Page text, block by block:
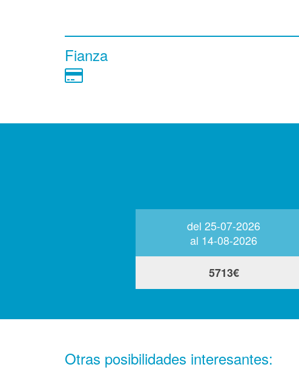
Fianza
del 25-07-2026
al 14-08-2026
5713€
Otras posibilidades interesantes: